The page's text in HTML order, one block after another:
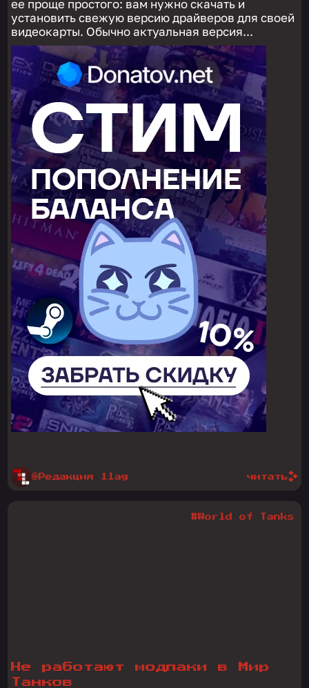
ее проще простого: вам нужно скачать и
установить свежую версию драйверов для своей
видеокарты. Обычно актуальная версия...
@Редакция 1lag читать
Не работают модпаки в Мир
Танков
#World of Tanks